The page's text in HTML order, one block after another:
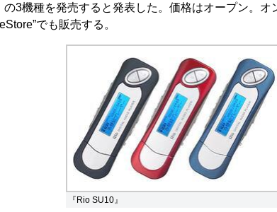
の3機種を発売すると発表した。価格はオープン。オ
でも販売する。
『Rio SU10』